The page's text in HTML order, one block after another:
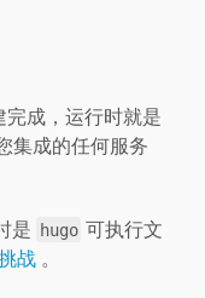
成，运行时就是
集成的任何服务
是 hugo 可执行文
战 。